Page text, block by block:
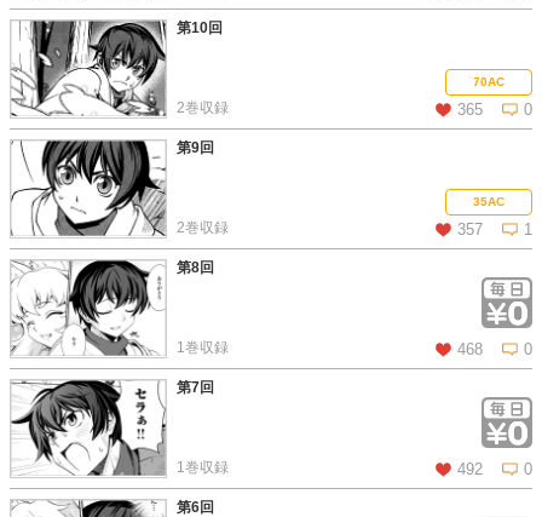
この話を読む コメントを見る
第10回
70AC
365 0
2巻収録
この話を読む コメントを見る
第9回
35AC
357 1
2巻収録
この話を読む
第8回
468 0
1巻収録
この話を読む
第7回
492 0
1巻収録
第6回